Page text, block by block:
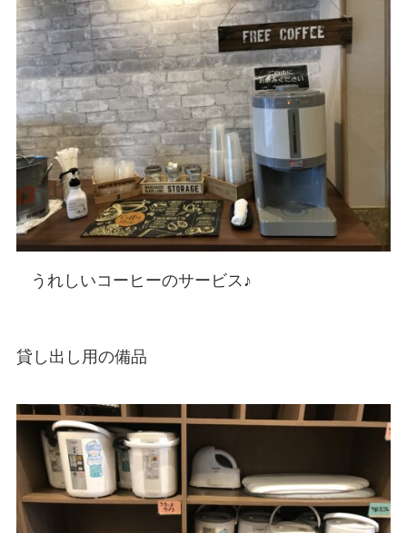
うれしいコーヒーのサービス♪
貸し出し用の備品